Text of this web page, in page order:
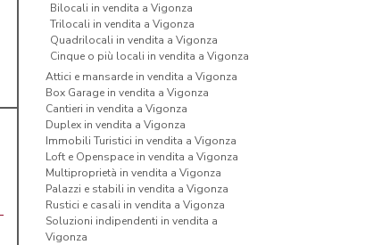
Bilocali in vendita a Vigonza
Trilocali in vendita a Vigonza
Quadrilocali in vendita a Vigonza
Cinque o più locali in vendita a Vigonza
Attici e mansarde in vendita a Vigonza
Box Garage in vendita a Vigonza
Cantieri in vendita a Vigonza
Duplex in vendita a Vigonza
Immobili Turistici in vendita a Vigonza
Loft e Openspace in vendita a Vigonza
Multiproprietà in vendita a Vigonza
Palazzi e stabili in vendita a Vigonza
Rustici e casali in vendita a Vigonza
Soluzioni indipendenti in vendita a
Vigonza